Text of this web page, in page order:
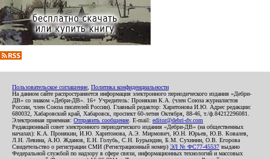
Пользовательское соглашение Политика конфиденциальности
На данном сайте распространяется информация электронного периодического издания «Дебри-
ДВ» со знаком «Дебри-ДВ». 16+ Учредитель: Пронякин К.А. (член Союза журналистов
России, член Союза писателей России). Главный редактор: Харитонова И.Ю. Адрес редакции:
680032, Хабаровский край, Хабаровск, проспект 60-летия Октября, 88-46, т./ф.84212296081.
Электронная приемная: Отправить сообщение . E-mail: editor@debri-dv.com
Редакционный совет электронного периодического издания «Дебри-ДВ» (на общественных
началах): К.А. Пронякин, И.Ю. Харитонова, А.Э. Мирмович, Ю.Н. Юрьев, Ю.В. Ковалев,
Л.Н. Левина, А.Ю. Жданов, Е.Н. Голубь, С.Н. Бурындин, Б.М. Сухинин, О.В. Егорова
Свидетельство о регистрации СМИ (Регистрационный номер) ЭЛ № ФС77-45537 выдано
Федеральной службой по надзору в сфере связи, информационных технологий и массовых